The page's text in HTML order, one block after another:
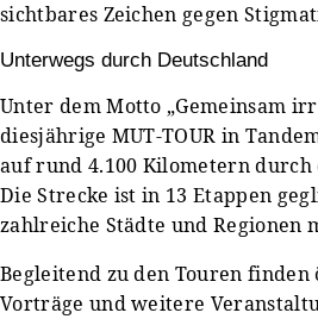
sichtbares Zeichen gegen
Unterwegs durch Deutschland
Unter dem Motto „Gemeinsam
diesjährige MUT-TOUR in
auf rund 4.100 Kilometern
Die Strecke ist in 13 Etappen
zahlreiche Städte und Regionen
Begleitend zu den Touren
Vorträge und weitere